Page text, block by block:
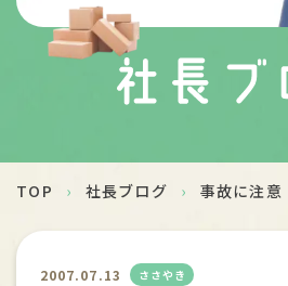
スタッフ紹介
会社案内
採用情報
お問い合わせ
TOP › 社長ブログ › 事故に注意
2007.07.13 ささやき